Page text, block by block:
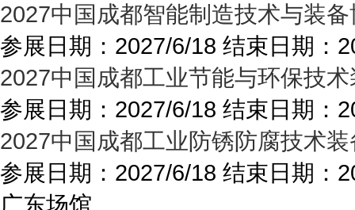
2027中国成都智能制造技术与装
参展日期： 2027/6/18 结束日期：
2027中国成都工业节能与环保技
参展日期： 2027/6/18 结束日期：
2027中国成都工业防锈防腐技术
参展日期： 2027/6/18 结束日期：
广东场馆